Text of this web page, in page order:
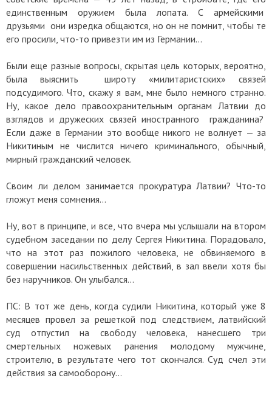
единственным оружием была лопата. С армейскими
друзьями они изредка общаются, но он не помнит, чтобы те
его просили, что-то привезти им из Германии…
Были еще разные вопросы, скрытая цель которых, вероятно,
была выяснить широту «милитаристских» связей
подсудимого. Что, скажу я вам, мне было немного странно.
Ну, какое дело правоохранительным органам Латвии до
взглядов и дружеских связей иностранного гражданина?
Если даже в Германии это вообще никого не волнует — за
Никитиным не числится ничего криминального, обычный,
мирный гражданский человек.
Своим ли делом занимается прокуратура Латвии? Что-то
гложут меня сомнения…
Ну, вот в принципе, и все, что вчера мы услышали на втором
судебном заседании по делу Сергея Никитина. Порадовало,
что на этот раз пожилого человека, не обвиняемого в
совершении насильственных действий, в зал ввели хотя бы
без наручников. Он улыбался…
ПС: В тот же день, когда судили Никитина, который уже 8
месяцев провел за решеткой под следствием, латвийский
суд отпустил на свободу человека, нанесшего три
смертельных ножевых ранения молодому мужчине,
строителю, в результате чего тот скончался. Суд счел эти
действия за самооборону…